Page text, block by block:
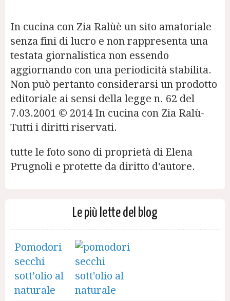
In cucina con Zia Ralùè un sito amatoriale
senza fini di lucro e non rappresenta una
testata giornalistica non essendo
aggiornando con una periodicità stabilita.
Non può pertanto considerarsi un prodotto
editoriale ai sensi della legge n. 62 del
7.03.2001 © 2014 In cucina con Zia Ralù-
Tutti i diritti riservati.
tutte le foto sono di proprietà di Elena
Prugnoli e protette da diritto d'autore.
Le più lette del blog
Pomodori
secchi
sott’olio al
naturale